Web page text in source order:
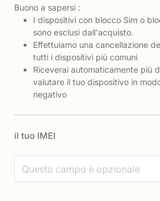
Buono a sapersi :
I dispositivi con blocco Sim o
sono esclusi dall'acquisto.
Effettuiamo una cancellazione
tutti i dispositivi più comuni
Riceverai automaticamente più
valutare il tuo dispositivo in
negativo
il tuo IMEI